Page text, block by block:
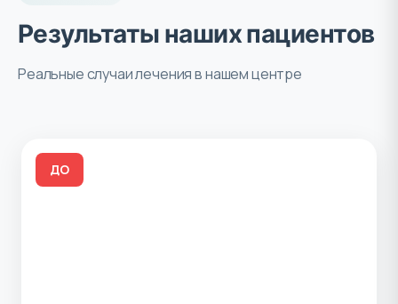
Результаты наших пациентов
Реальные случаи лечения в нашем центре
ДО